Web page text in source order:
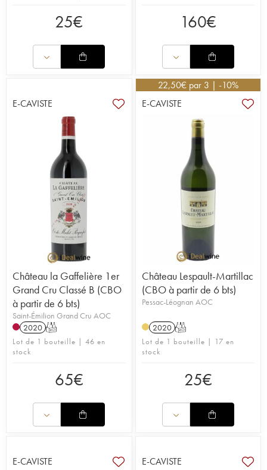
25€ 160€
E-CAVISTE
Château la Gaffelière 1er
Grand Cru Classé B (CBO
à partir de 6 bts)
Saint-Émilion Grand Cru AOC
2020 T
Lot de 1 bouteille | 46 en
stock
65€
22,50€ par 3 | -10%
E-CAVISTE
Château Lespault-Martillac
(CBO à partir de 6 bts)
Pessac-Léognan AOC
2020 T
Lot de 1 bouteille | 17 en
stock
25€
E-CAVISTE E-CAVISTE